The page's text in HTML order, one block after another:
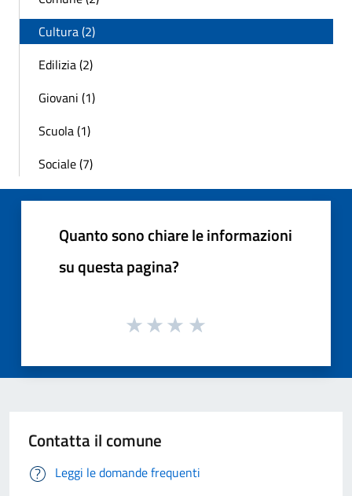
Cultura (2)
Edilizia (2)
Giovani (1)
Scuola (1)
Sociale (7)
Quanto sono chiare le informazioni
su questa pagina?
Contatta il comune
Leggi le domande frequenti